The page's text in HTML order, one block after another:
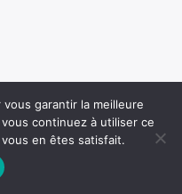
garantir la meilleure
continuez à utiliser ce
en êtes satisfait.